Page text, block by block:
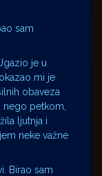
sam
je u
mi je
obaveza
petkom,
ljutnja i
neke važne
Birao sam